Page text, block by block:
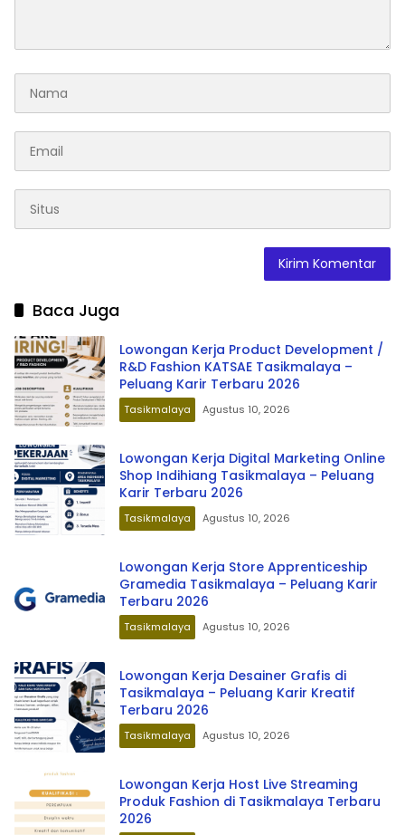
Baca Juga
Lowongan Kerja Product Development /
R&D Fashion KATSAE Tasikmalaya –
Peluang Karir Terbaru 2026
Tasikmalaya Agustus 10, 2026
Lowongan Kerja Digital Marketing Online
Shop Indihiang Tasikmalaya – Peluang
Karir Terbaru 2026
Tasikmalaya Agustus 10, 2026
Lowongan Kerja Store Apprenticeship
Gramedia Tasikmalaya – Peluang Karir
Terbaru 2026
Tasikmalaya Agustus 10, 2026
Lowongan Kerja Desainer Grafis di
Tasikmalaya – Peluang Karir Kreatif
Terbaru 2026
Tasikmalaya Agustus 10, 2026
Lowongan Kerja Host Live Streaming
Produk Fashion di Tasikmalaya Terbaru
2026